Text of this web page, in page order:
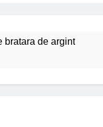
bratara de argint